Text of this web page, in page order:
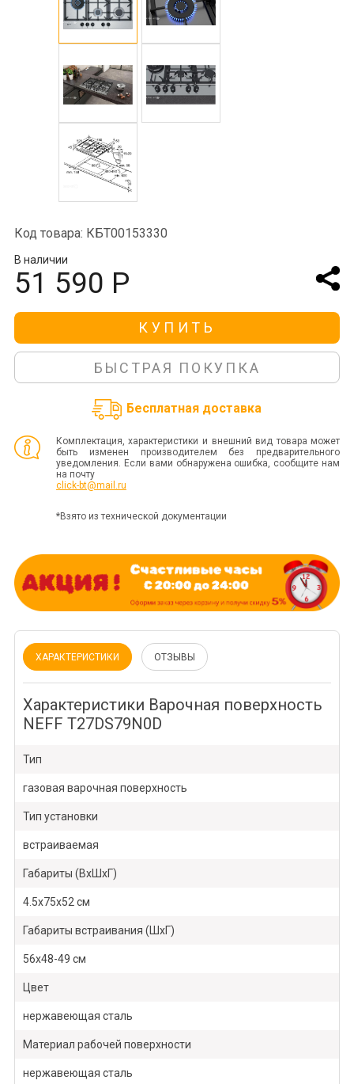
Код товара: КБТ00153330
В наличии
51 590 Р
КУПИТЬ
БЫСТРАЯ ПОКУПКА
Бесплатная доставка
Комплектация, характеристики и внешний вид товара может
быть изменен производителем без предварительного
уведомления. Если вами обнаружена ошибка, сообщите нам
на почту
click-bt@mail.ru
*Взято из технической документации
ХАРАКТЕРИСТИКИ ОТЗЫВЫ
Характеристики Варочная поверхность
NEFF T27DS79N0D
Тип
газовая варочная поверхность
Тип установки
встраиваемая
Габариты (ВхШхГ)
4.5х75х52 см
Габариты встраивания (ШхГ)
56х48-49 см
Цвет
нержавеющая сталь
Материал рабочей поверхности
нержавеющая сталь